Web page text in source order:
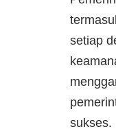
setiap
sukses.